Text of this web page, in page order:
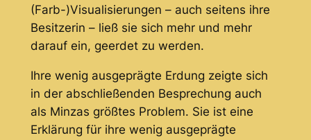
(Farb-)Visualisierungen – auch seitens ihre
Besitzerin – ließ sie sich mehr und mehr
darauf ein, geerdet zu werden.
Ihre wenig ausgeprägte Erdung zeigte sich
in der abschließenden Besprechung auch
als Minzas größtes Problem. Sie ist eine
Erklärung für ihre wenig ausgeprägte